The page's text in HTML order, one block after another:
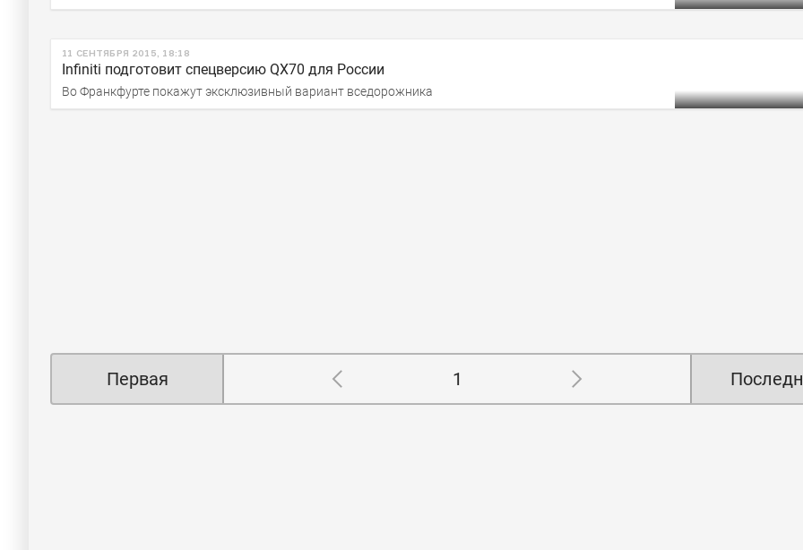
11 СЕНТЯБРЯ 2015, 18:18
Infiniti подготовит спецверсию QX70 для России
Во Франкфурте покажут эксклюзивный вариант вседорожника
Первая 1